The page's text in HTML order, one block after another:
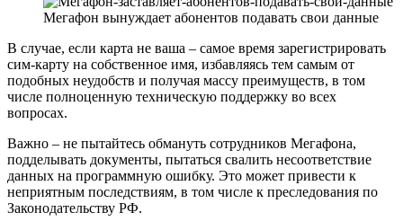
Мегафон вынуждает абонентов подавать свои данные
В случае, если карта не ваша – самое время зарегистрировать
сим-карту на собственное имя, избавляясь тем самым от
подобных неудобств и получая массу преимуществ, в том
числе полноценную техническую поддержку во всех
вопросах.
Важно – не пытайтесь обмануть сотрудников Мегафона,
подделывать документы, пытаться свалить несоответствие
данных на программную ошибку. Это может привести к
неприятным последствиям, в том числе к преследования по
Законодательству РФ.